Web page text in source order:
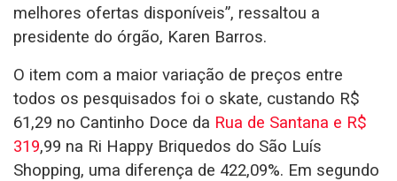
melhores ofertas disponíveis”, ressaltou a
presidente do órgão, Karen Barros.
O item com a maior variação de preços entre
todos os pesquisados foi o skate, custando R$
61,29 no Cantinho Doce da Rua de Santana e R$
319,99 na Ri Happy Briquedos do São Luís
Shopping, uma diferença de 422,09%. Em segundo